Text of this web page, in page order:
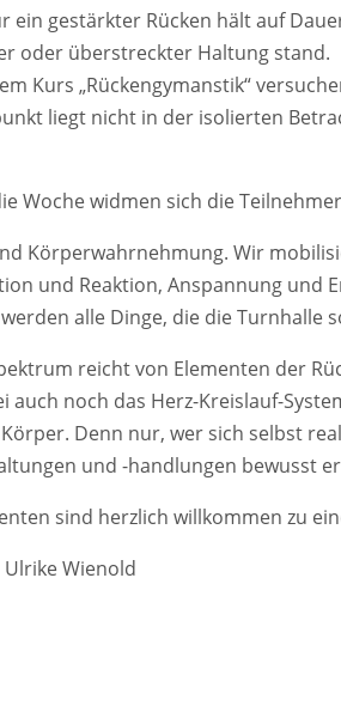
ein gestärkter Rücken hält auf
oder überstreckter Haltung stand.
Kurs „Rückengymanstik“
liegt nicht in der isolierten
Woche widmen sich die
Körperwahrnehmung. Wir
und Reaktion, Anspannung und
alle Dinge, die die Turnhalle
reicht von Elementen der
auch noch das Herz-Kreislauf-
Denn nur, wer sich selbst
und -handlungen bewusst
sind herzlich willkommen zu
Wienold